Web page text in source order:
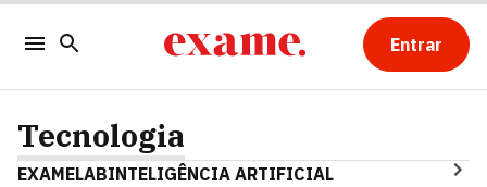
Entrar
Tecnologia
EXAMELABINTELIGÊNCIA ARTIFICIAL